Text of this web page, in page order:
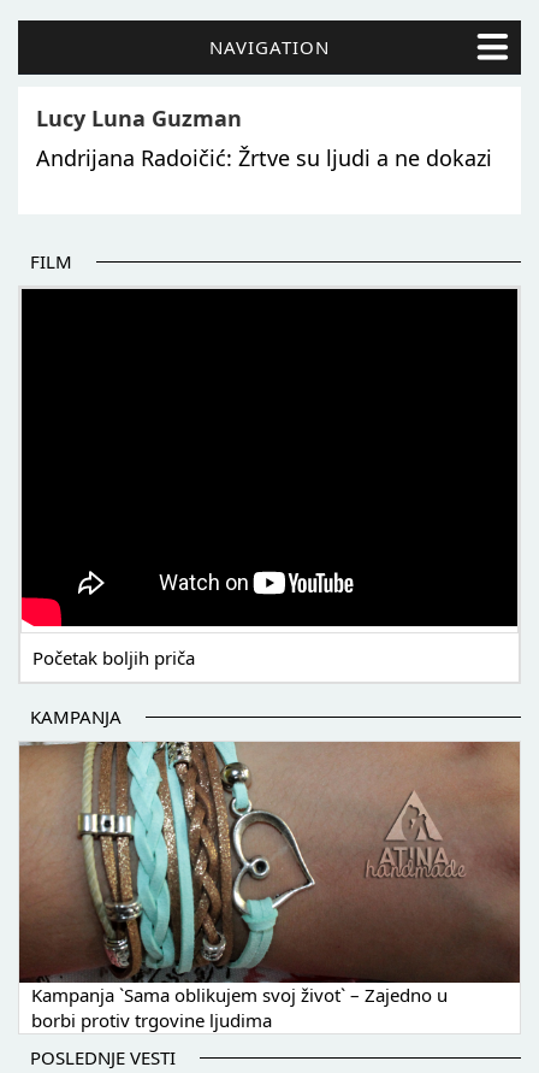
NAVIGATION
Lucy Luna Guzman
Andrijana Radoičić: Žrtve su ljudi a ne dokazi
FILM
Početak boljih priča
KAMPANJA
Kampanja `Sama oblikujem svoj život` – Zajedno u
borbi protiv trgovine ljudima
POSLEDNJE VESTI